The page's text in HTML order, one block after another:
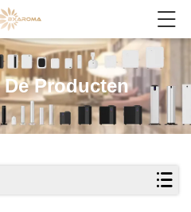
Producten